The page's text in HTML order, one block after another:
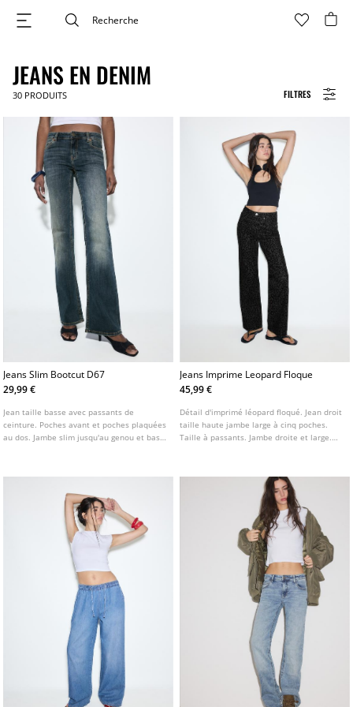
FILTRES
JEANS EN DENIM
30 PRODUITS
Jeans Slim Bootcut D67
29,99 €
Jean taille basse avec passants de
ceinture. Poches avant et poches plaquées
au dos. Jambe slim jusqu'au genou et bas
Jeans Imprime Leopard Floque
45,99 €
Détail d'imprimé léopard floqué. Jean droit
taille haute jambe large à cinq poches.
Taille à passants. Jambe droite et large.